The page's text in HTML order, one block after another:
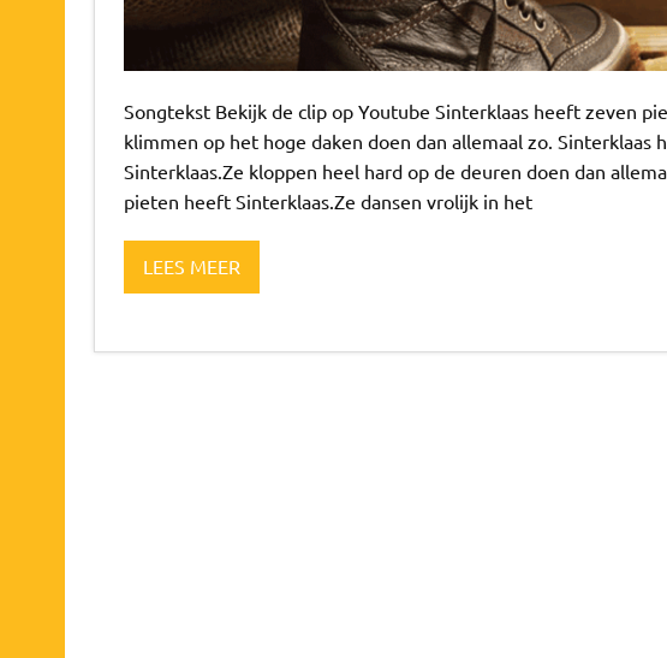
Songtekst Bekijk de clip op Youtube Sinterklaas heeft zeven
klimmen op het hoge daken doen dan allemaal zo.
Sinterklaas.Ze kloppen heel hard op de deuren doen dan
pieten heeft Sinterklaas.Ze dansen vrolijk in het
LEES MEER